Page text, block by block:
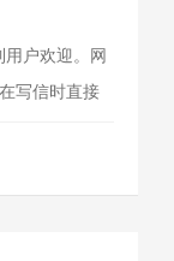
户欢迎。网
写信时直接
线，整合了邮
成为用户的